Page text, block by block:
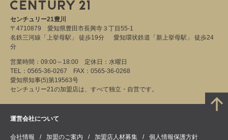
センチュリー21豊川
〒4710879 愛知県豊田市長興寺３丁目55-1
名鉄三河線「上挙母駅」 徒歩19分 愛知環状鉄道「新上挙母駅」 徒歩24
分
営業時間：09:00～18:00 定休日：水曜日
TEL：0565-36-0267 FAX：0565-36-0268
愛知県知事(5)第19563号
センチュリー21の加盟店は、すべて独立・自営です。
運営会社について
会社情報 加盟のご案内 加盟店人材募集 個人情報保護方針